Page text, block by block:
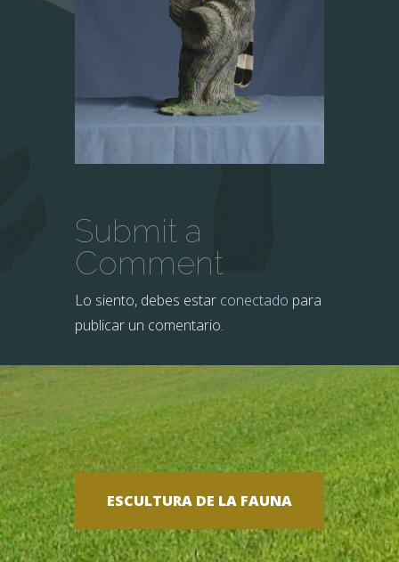
Submit a
Comment
Lo siento, debes estar conectado para
publicar un comentario.
ESCULTURA DE LA FAUNA